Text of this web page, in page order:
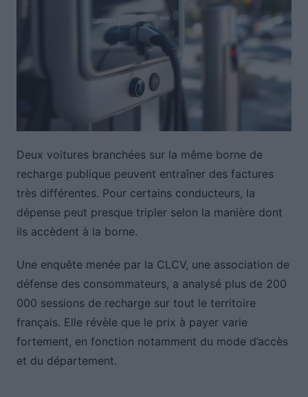
Deux voitures branchées sur la même borne de
recharge publique peuvent entraîner des factures
très différentes. Pour certains conducteurs, la
dépense peut presque tripler selon la manière dont
ils accèdent à la borne.
Une enquête menée par la CLCV, une association de
défense des consommateurs, a analysé plus de 200
000 sessions de recharge sur tout le territoire
français. Elle révèle que le prix à payer varie
fortement, en fonction notamment du mode d’accès
et du département.